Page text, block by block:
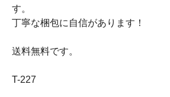
す。
丁寧な梱包に自信があります！
送料無料です。
T-227